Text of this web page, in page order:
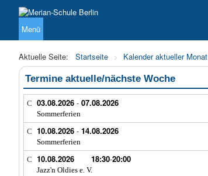
Menü
Aktuelle Seite: Startseite > Kalender aktueller Monat
Termine aktuelle/nächste Woche
03.08.2026 - 07.08.2026
Sommerferien
10.08.2026 - 14.08.2026
Sommerferien
10.08.2026 18:30-20:00
Jazz'n Oldies e. V.